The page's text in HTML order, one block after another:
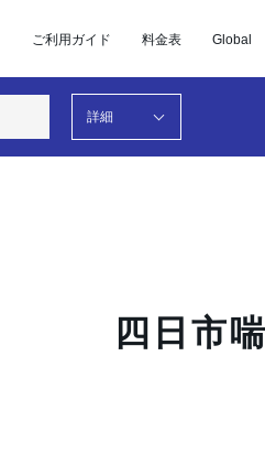
ご利用ガイド 料金表 Global
詳細
四日市